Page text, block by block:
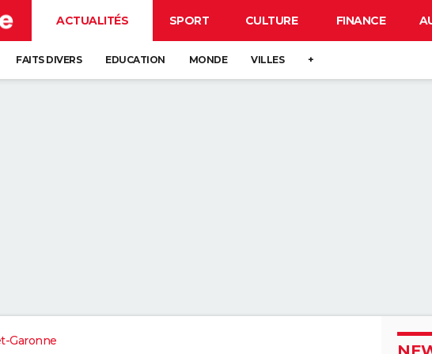
ACTUALITÉS SPORT CULTURE FINANCE
FAITS DIVERS EDUCATION MONDE VILLES +
Garonne